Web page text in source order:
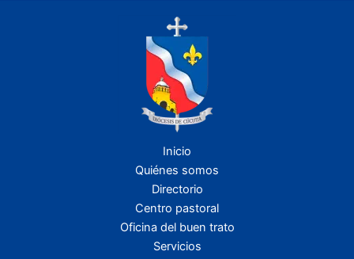
Inicio
Quiénes somos
Directorio
Centro pastoral
Oficina del buen trato
Servicios